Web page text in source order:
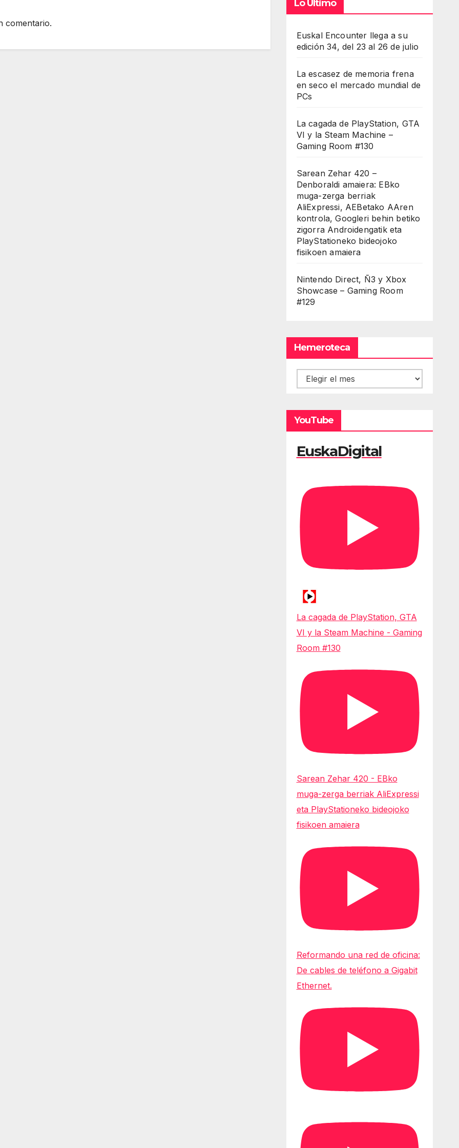
comentario.
Lo Último
Euskal Encounter llega a su
edición 34, del 23 al 26 de julio
La escasez de memoria frena
en seco el mercado mundial de
PCs
La cagada de PlayStation, GTA
VI y la Steam Machine –
Gaming Room #130
Sarean Zehar 420 –
Denboraldi amaiera: EBko
muga-zerga berriak
AliExpressi, AEBetako AAren
kontrola, Googleri behin betiko
zigorra Androidengatik eta
PlayStationeko bideojoko
fisikoen amaiera
Nintendo Direct, Ñ3 y Xbox
Showcase – Gaming Room
#129
Hemeroteca
Hemeroteca
YouTube
EuskaDigital
La cagada de PlayStation, GTA
VI y la Steam Machine - Gaming
Room #130
Sarean Zehar 420 - EBko
muga-zerga berriak AliExpressi
eta PlayStationeko bideojoko
fisikoen amaiera
Reformando una red de oficina:
De cables de teléfono a Gigabit
Ethernet.